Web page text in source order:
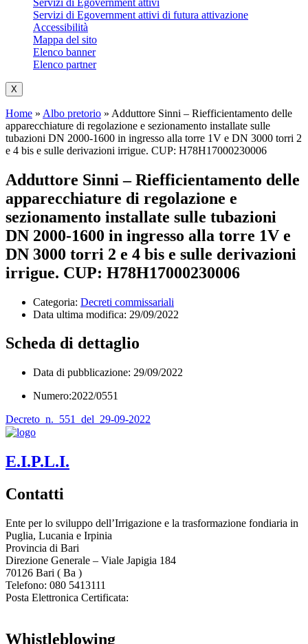
Servizi di Egovernment attivi di futura attivazione
Accessibilità
Mappa del sito
Elenco banner
Elenco partner
X
Home » Albo pretorio » Adduttore Sinni – Riefficientamento delle
apparecchiature di regolazione e sezionamento installate sulle
tubazioni DN 2000-1600 in ingresso alla torre 1V e DN 3000 torri 2
e 4 bis e sulle derivazioni irrigue. CUP: H78H17000230006
Adduttore Sinni – Riefficientamento delle
apparecchiature di regolazione e
sezionamento installate sulle tubazioni
DN 2000-1600 in ingresso alla torre 1V e
DN 3000 torri 2 e 4 bis e sulle derivazioni
irrigue. CUP: H78H17000230006
Categoria: Decreti commissariali
Data ultima modifica: 29/09/2022
Scheda di dettaglio
Data di pubblicazione: 29/09/2022
Numero:2022/0551
Decreto_n._551_del_29-09-2022
E.I.P.L.I.
Contatti
Ente per lo sviluppo dell’Irrigazione e la trasformazione fondiaria in
Puglia, Lucania e Irpinia
Provincia di Bari
Direzione Generale – Viale Japigia 184
70126 Bari ( Ba )
Telefono: 080 5413111
Posta Elettronica Certificata:
Whistleblowing